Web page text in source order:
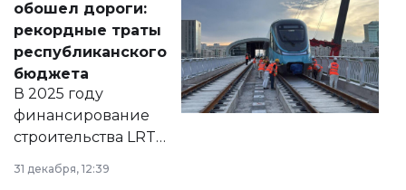
появился в базе
нормативных
правовых актов и
на сайте маслихат
города.
обошел дороги:
рекордные траты
республиканского
бюджета
В 2025 году
финансирование
строительства LRT
в Астане из
республиканского
31 декабря, 12:39